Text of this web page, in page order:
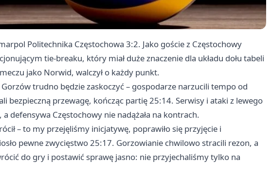
Politechnika Częstochowa 3:2. Jako goście z Częstochowy
tie-breaku, który miał duże znaczenie dla układu dołu tabeli
jako Norwid, walczył o każdy punkt.
trudno będzie zaskoczyć – gospodarze narzucili tempo od
bezpieczną przewagę, kończąc partię 25:14. Serwisy i ataki z lewego
a defensywa Częstochowy nie nadążała na kontrach.
– to my przejęliśmy inicjatywę, poprawiło się przyjęcie i
pewne zwycięstwo 25:17. Gorzowianie chwilowo stracili rezon, a
do gry i postawić sprawę jasno: nie przyjechaliśmy tylko na